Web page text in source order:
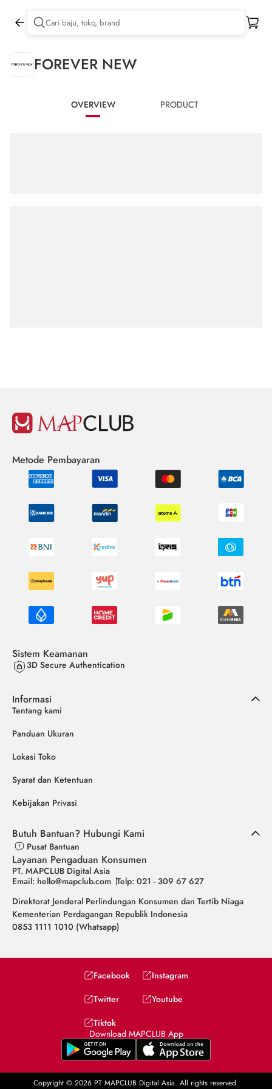
FOREVER NEW
OVERVIEW PRODUCT
Metode Pembayaran
Sistem Keamanan
3D Secure Authentication
Informasi
Tentang kami
Panduan Ukuran
Lokasi Toko
Syarat dan Ketentuan
Kebijakan Privasi
Butuh Bantuan? Hubungi Kami
Pusat Bantuan
Layanan Pengaduan Konsumen
PT. MAPCLUB Digital Asia
Email: hello@mapclub.com Telp: 021 - 309 67 627
Direktorat Jenderal Perlindungan Konsumen dan Tertib Niaga
Kementerian Perdagangan Republik Indonesia
0853 1111 1010 (Whatsapp)
Facebook
Instagram
Twitter
Youtube
Tiktok
Download MAPCLUB App
Copyright © 2026 PT MAPCLUB Digital Asia. All rights reserved.